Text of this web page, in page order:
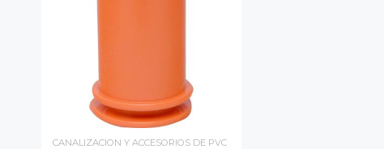
CANALIZACION Y ACCESORIOS DE PVC